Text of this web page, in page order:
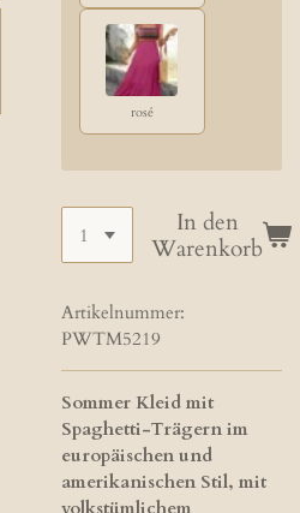
rosé
In den
Warenkorb
Artikelnummer:
PWTM5219
Sommer Kleid mit
Spaghetti-Trägern im
europäischen und
amerikanischen Stil, mit